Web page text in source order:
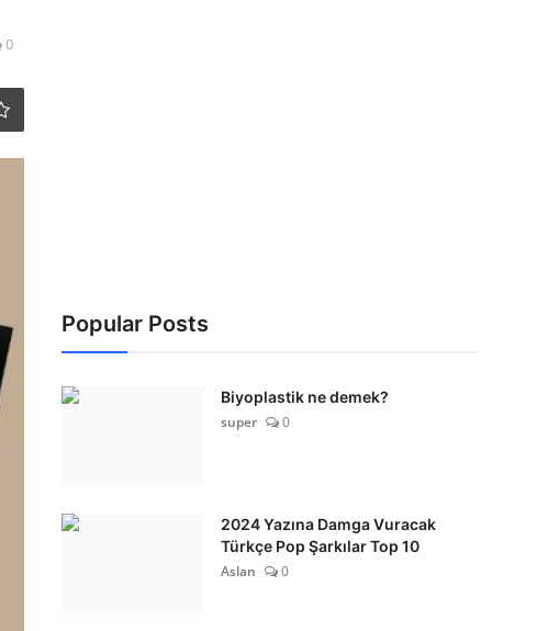
0
Popular Posts
Biyoplastik ne demek?
super
0
2024 Yazına Damga Vuracak
Türkçe Pop Şarkılar Top 10
Aslan
0